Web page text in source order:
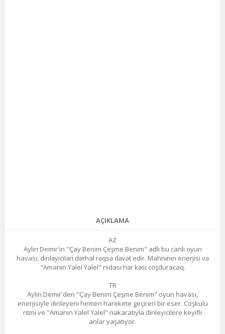
AÇIKLAMA
AZ
Aylin Demir'in "Çay Benim Çeşme Benim" adlı bu canlı oyun
havası, dinləyiciləri dərhal rəqsə dəvət edir. Mahnının enerjisi və
"Amanın Yalel Yalel" nidası hər kəsi coşduracaq.
TR
Aylin Demir'den "Çay Benim Çeşme Benim" oyun havası,
enerjisiyle dinleyeni hemen harekete geçiren bir eser. Coşkulu
ritmi ve "Amanın Yalel Yalel" nakaratıyla dinleyicilere keyifli
anlar yaşatıyor.